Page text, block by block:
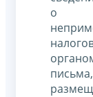
о
письма,